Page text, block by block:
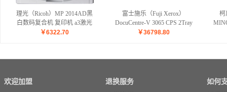
理光（Ricoh）MP 2014AD黑
白数码复合机 复印机 a3激光
多功能自动双面复印打印扫描
￥6322.70
富士施乐（Fuji Xerox）
DocuCentre-V 3065 CPS 2Tray
黑白激光复印机 打印复印扫描
￥36798.80
柯
欢迎加盟
退换服务
如何